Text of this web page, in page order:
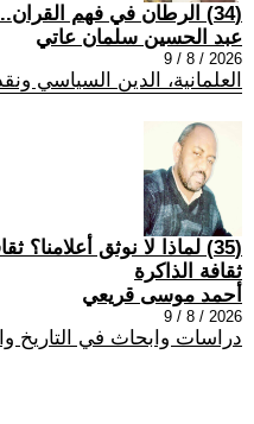
(34) الرطان في فهم القران.....7
عبد الحسين سلمان عاتي
2026 / 8 / 9
العلمانية، الدين السياسي
(35) لماذا لا نوثق
ثقافة الذاكرة
أحمد موسى قريعي
2026 / 8 / 9
دراسات وابحاث في التاريخ